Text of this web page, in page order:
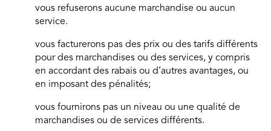
vous refuserons aucune marchandise ou aucun
service.
vous facturerons pas des prix ou des tarifs différents
pour des marchandises ou des services, y compris
en accordant des rabais ou d’autres avantages, ou
en imposant des pénalités;
vous fournirons pas un niveau ou une qualité de
marchandises ou de services différents.